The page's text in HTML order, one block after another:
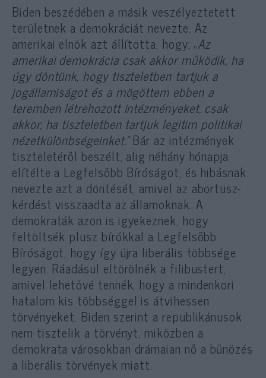
Biden beszédében a másik veszélyeztetett
területnek a demokráciát nevezte. Az
amerikai elnök azt állította, hogy: „Az
amerikai demokrácia csak akkor működik, ha
úgy döntünk, hogy tiszteletben tartjuk a
jogállamiságot és a mögöttem ebben a
teremben létrehozott intézményeket, csak
akkor, ha tiszteletben tartjuk legitim politikai
nézetkülönbségeinket.”Bár az intézmények
tiszteletéről beszélt, alig néhány hónapja
elítélte a Legfelsőbb Bíróságot, és hibásnak
nevezte azt a döntését, amivel az abortusz-
kérdést visszaadta az államoknak. A
demokraták azon is igyekeznek, hogy
feltöltsék plusz bírókkal a Legfelsőbb
Bíróságot, hogy így újra liberális többsége
legyen. Ráadásul eltörölnék a filibustert,
amivel lehetővé tennék, hogy a mindenkori
hatalom kis többséggel is átvihessen
törvényeket. Biden szerint a republikánusok
nem tisztelik a törvényt, miközben a
demokrata városokban drámaian nő a bűnözés
a liberális törvények miatt.